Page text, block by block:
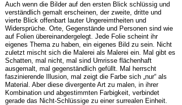
Auch wenn die Bilder auf den ersten Blick schlüssig und
verständlich gemalt erscheinen, der zweite, dritte und
vierte Blick offenbart lauter Ungereimtheiten und
Widersprüche. Orte, Gegenstände und Personen sind wie
auf Folien übereinandergelegt. Jede Folie scheint ihr
eigenes Thema zu haben, ein eigenes Bild zu sein. Nicht
zuletzt mischt sich die Malerei als Malerei ein. Mal gibt es
Schatten, mal nicht, mal sind Umrisse flächenhaft
ausgemalt, mal gegenständlich gefüllt. Mal herrscht
faszinierende Illusion, mal zeigt die Farbe sich „nur“ als
Material. Aber diese divergente Art zu malen, in ihrer
Kombination und abgestimmten Farbigkeit, verbindet
gerade das Nicht-Schlüssige zu einer surrealen Einheit.